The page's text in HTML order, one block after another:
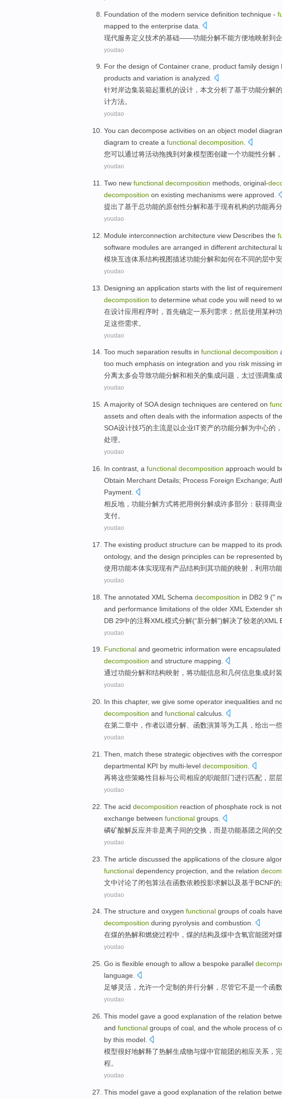
Foundation of the modern service definition technique -
mapped to the enterprise data
现代服务定义技术的基础——功能分解不能方便地映射到
youdao
For the design of Container crane, product family design
products and variation is analyzed.
针对岸边集装箱起重机的设计 ， 本文分析了基于功能分解的
计方法。
youdao
You can decompose activities on an object model
diagram to create a functional decomposition
您可以通过将活动拖拽到 对象模型图创建一个功能性分解，
youdao
Two new functional decomposition methods , original-
decomposition on existing mechanisms were approved.
提出了基于总功能的原创性分解和基于现有机构的功能再
youdao
Module interconnection architecture view Describes the
software modules are arranged in different architectural
模块互连体系结构视图描述功能分解和如何在不同的层中
youdao
Designing an application starts with the list of
decomposition to determine what code you will need to
在设计应用程序时， 首先确定一系列需求 ； 然后使用某种
足这些需求。
youdao
Too much separation results in functional decomposition
too much emphasis on integration and you risk missing
分离太多会导致功能分解和相关的集成问题 ， 太过强调集成
youdao
A majority of SOA design techniques are centered on
assets and often deals with the information aspects of
SOA设计技巧的主流是以企业IT资产的功能分解为中心的，
处理。
youdao
In contrast , a functional decomposition approach would
Obtain Merchant Details; Process Foreign Exchange;
Payment.
相反地， 功能分解方式将把用例分解成许多部分 ： 获得商业
支付。
youdao
The existing product structure can be mapped to its
ontology, and the design principles can be represented
使用功能本体实现现有产品结构到其功能的映射 ， 利用功能
youdao
The annotated XML Schema decomposition in DB2 9 ("
and performance limitations of the older XML Extender
DB 29中的注释XML 模式分解(“新分解”)解决了较老的XML
youdao
Functional and geometric information were encapsulated
decomposition and structure mapping.
通过功能分解和结构映射，将功能信息和几何信息集成封装
youdao
In this chapter, we give some operator inequalities and
decomposition and functional calculus
在第二章中，作者以谱分解 函数演算等为工具 ， 给出一些
youdao
Then match these strategic objectives with the
departmental KPI by multi-level decomposition
再将这些策略性目标与公司相应的职能部门进行匹配 ，层层
youdao
The acid decomposition reaction of phosphate rock is not
exchange between functional groups
磷矿酸解反应并非是离子间的交换 ， 而是功能基团之间的
youdao
The article discussed the applications of the closure
functional dependency projection , and the relation
文中讨论了闭包算法在函数依赖投影求解以及基于BCNF的
youdao
The structure and oxygen functional groups of coals
decomposition during pyrolysis and combustion.
在煤的热解和燃烧过程中 ，煤的结构及煤中含氧官能团对
youdao
Go is flexible enough to allow a bespoke parallel
language
足够灵活， 允许一个定制 的并行分解 ， 尽管它不是一个函
youdao
This model gave a good explanation of the relation
and functional groups of coal , and the whole process of
by this model
模型很好地解释了热解生成物与煤中官能团的相应关系 ，
程。
youdao
This model gave a good explanation of the relation